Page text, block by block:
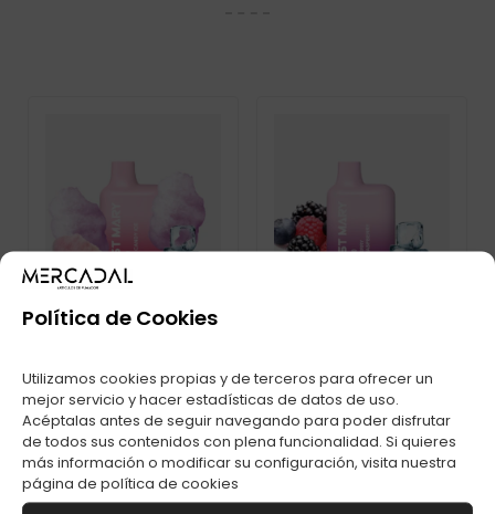
Política de Cookies
Utilizamos cookies propias y de terceros para ofrecer un
mejor servicio y hacer estadísticas de datos de uso.
Acéptalas antes de seguir navegando para poder disfrutar
de todos sus contenidos con plena funcionalidad. Si quieres
más información o modificar su configuración, visita nuestra
página de política de cookies
POD DESECHABLE
LOST MARY BM600S
PUFFS COTTON
CANDY
POD DESECHABLE
LOST MARY BM600S
PUFFS BLUEBERRY
SOUR RASPBERRY